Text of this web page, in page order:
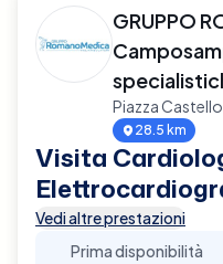
GRUPPO
Piazza
28.5 km
Visita
Vedi altre prestazioni
Prima disponibilità